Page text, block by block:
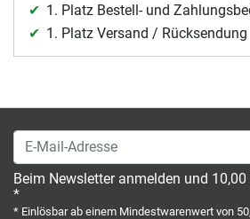
1. Platz Bestell- und
1. Platz Versand / Rücksendung
E-Mail-Adresse
Beim Newsletter anmelden und
*
* Einlösbar ab einem Mindestwarenwert von